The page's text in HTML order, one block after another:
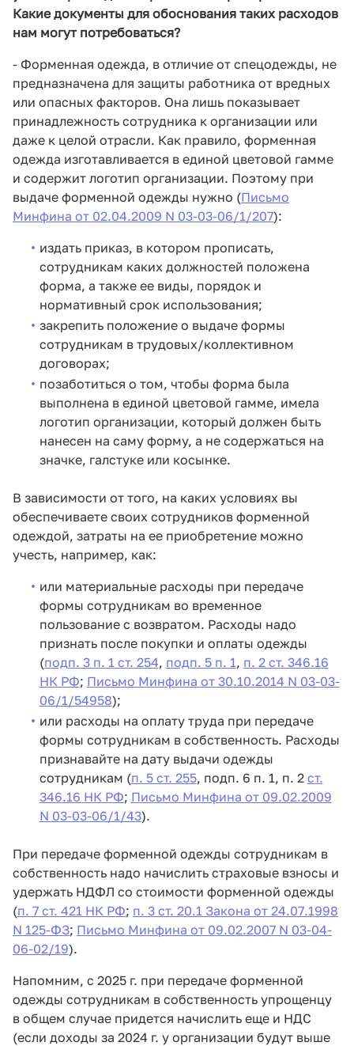
Какие документы для обоснования таких расходов
нам могут потребоваться?
- Форменная одежда, в отличие от спецодежды, не
предназначена для защиты работника от вредных
или опасных факторов. Она лишь показывает
принадлежность сотрудника к организации или
даже к целой отрасли. Как правило, форменная
одежда изготавливается в единой цветовой гамме
и содержит логотип организации. Поэтому при
выдаче форменной одежды нужно (Письмо
Минфина от 02.04.2009 N 03-03-06/1/207):
издать приказ, в котором прописать,
сотрудникам каких должностей положена
форма, а также ее виды, порядок и
нормативный срок использования;
закрепить положение о выдаче формы
сотрудникам в трудовых/коллективном
договорах;
позаботиться о том, чтобы форма была
выполнена в единой цветовой гамме, имела
логотип организации, который должен быть
нанесен на саму форму, а не содержаться на
значке, галстуке или косынке.
В зависимости от того, на каких условиях вы
обеспечиваете своих сотрудников форменной
одеждой, затраты на ее приобретение можно
учесть, например, как:
или материальные расходы при передаче
формы сотрудникам во временное
пользование с возвратом. Расходы надо
признать после покупки и оплаты одежды
(подп. 3 п. 1 ст. 254, подп. 5 п. 1, п. 2 ст. 346.16
НК РФ; Письмо Минфина от 30.10.2014 N 03-03-
06/1/54958);
или расходы на оплату труда при передаче
формы сотрудникам в собственность. Расходы
признавайте на дату выдачи одежды
сотрудникам (п. 5 ст. 255, подп. 6 п. 1, п. 2 ст.
346.16 НК РФ; Письмо Минфина от 09.02.2009
N 03-03-06/1/43).
При передаче форменной одежды сотрудникам в
собственность надо начислить страховые взносы и
удержать НДФЛ со стоимости форменной одежды
(п. 7 ст. 421 НК РФ; п. 3 ст. 20.1 Закона от 24.07.1998
N 125-ФЗ; Письмо Минфина от 09.02.2007 N 03-04-
06-02/19).
Напомним, с 2025 г. при передаче форменной
одежды сотрудникам в собственность упрощенцу
в общем случае придется начислить еще и НДС
(если доходы за 2024 г. у организации будут выше